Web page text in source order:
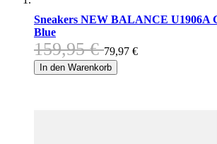
Sneakers NEW BALANCE U1906A
Blue
159,95 € 79,97 €
In den Warenkorb